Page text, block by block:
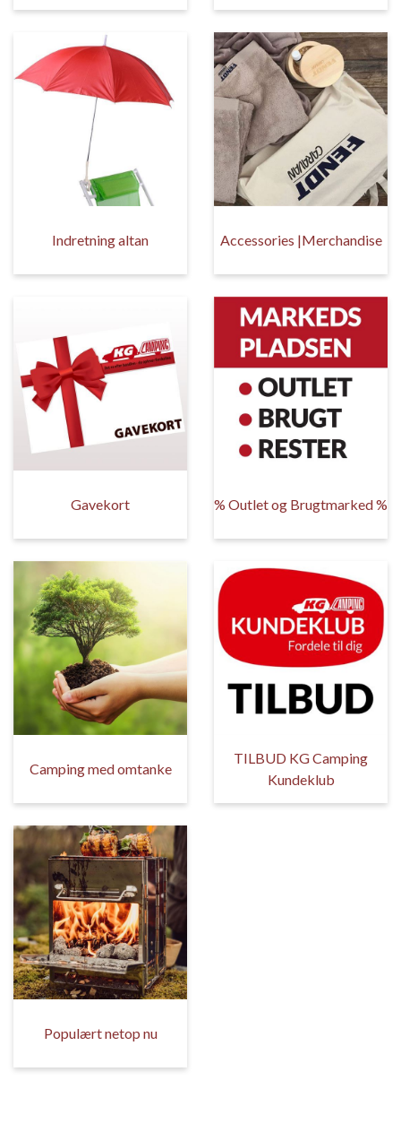
Indretning altan Accessories |Merchandise
Gavekort % Outlet og Brugtmarked %
Camping med omtanke
TILBUD KG Camping
Kundeklub
Populært netop nu